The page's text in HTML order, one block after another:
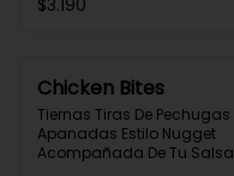
$3.190
Chicken Bites
Tiernas Tiras De Pechugas
Apanadas Estilo Nugget
Acompañada De Tu Salsa